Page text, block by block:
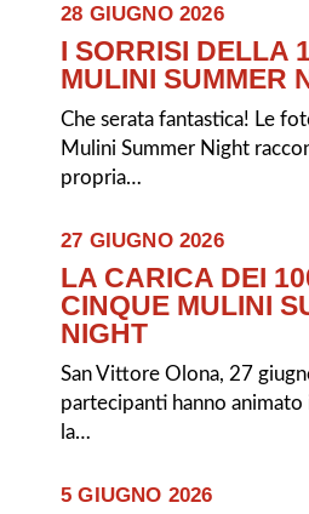
28 GIUGNO 2026
I SORRISI DELLA
MULINI SUMMER
Che serata fantastica! Le
Mulini Summer Night
propria…
27 GIUGNO 2026
LA CARICA DEI
CINQUE MULINI
NIGHT
San Vittore Olona, 27
partecipanti hanno animato
la…
5 GIUGNO 2026